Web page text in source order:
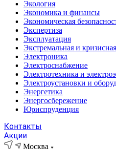
Экология
Экономика и финансы
Экономическая
Экспертиза
Эксплуатация
Экстремальная и
Электроника
Электроснабжение
Электротехника и
Электроустановки и
Энергетика
Энергосбережение
Юриспруденция
Контакты
Акции
Москва